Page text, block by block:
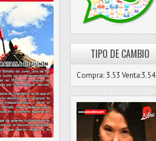
TIPO DE CAMBIO
Compra: 3.53 Venta:3.54